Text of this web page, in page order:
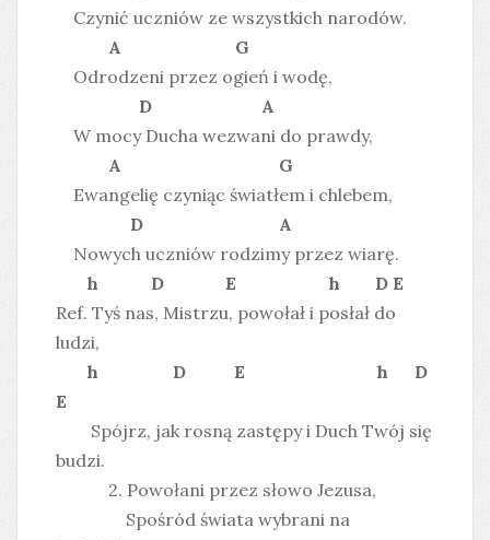
Czynić uczniów ze wszystkich narodów.
A G
Odrodzeni przez ogień i wodę,
D A
W mocy Ducha wezwani do prawdy,
A G
Ewangelię czyniąc światłem i chlebem,
D A
Nowych uczniów rodzimy przez wiarę.
h D E h D E
Ref. Tyś nas, Mistrzu, powołał i posłał do
ludzi,
h D E h D
E
Spójrz, jak rosną zastępy i Duch Twój się
budzi.
2. Powołani przez słowo Jezusa,
Spośród świata wybrani na